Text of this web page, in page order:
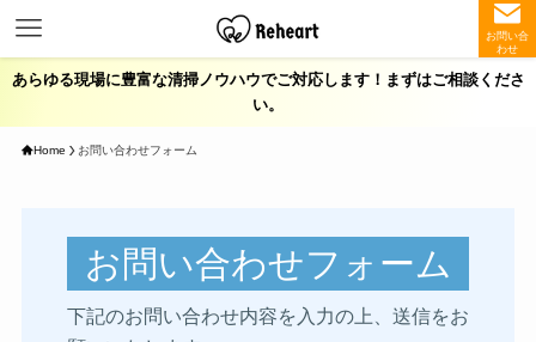
お問い合
わせ
あらゆる現場に豊富な清掃ノウハウでご対応します！まずはご相談くださ
い。
Home お問い合わせフォーム